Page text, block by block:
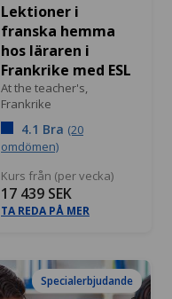
Lektioner i
franska hemma
hos läraren i
Frankrike med ESL
At the teacher's,
Frankrike
4.1 Bra (20
omdömen)
Kurs från (per vecka)
17 439 SEK
TA REDA PÅ MER
Specialerbjudande